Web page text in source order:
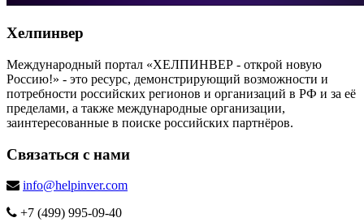
Хелпинвер
Международный портал «ХЕЛПИНВЕР - открой новую
Россию!» - это ресурс, демонстрирующий возможности и
потребности российских регионов и организаций в РФ и за её
пределами, а также международные организации,
заинтересованные в поиске российских партнёров.
Связаться с нами
info@helpinver.com
+7 (499) 995-09-40